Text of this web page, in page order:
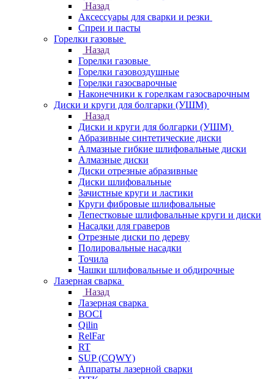
Назад
Аксессуары для сварки и резки
Спреи и пасты
Горелки газовые
Назад
Горелки газовые
Горелки газовоздушные
Горелки газосварочные
Наконечники к горелкам газосварочным
Диски и круги для болгарки (УШМ)
Назад
Диски и круги для болгарки (УШМ)
Абразивные синтетические диски
Алмазные гибкие шлифовальные диски
Алмазные диски
Диски отрезные абразивные
Диски шлифовальные
Зачистные круги и ластики
Круги фибровые шлифовальные
Лепестковые шлифовальные круги и диски
Насадки для граверов
Отрезные диски по дереву
Полировальные насадки
Точила
Чашки шлифовальные и обдирочные
Лазерная сварка
Назад
Лазерная сварка
BOCI
Qilin
RelFar
RT
SUP (CQWY)
Аппараты лазерной сварки